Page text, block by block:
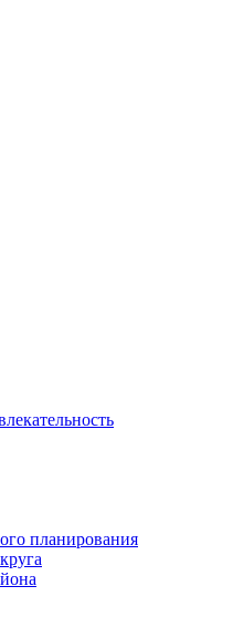
планирования